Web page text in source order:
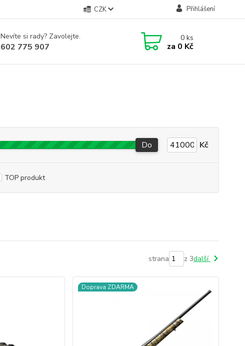
CZK Přihlášení
Nevíte si rady? Zavolejte.
602 775 907
0ks
za 0 Kč
Do Kč
TOP produkt
strana z 3další
Doprava ZDARMA